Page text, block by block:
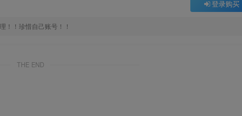
登录购买
！！珍惜自己账号！！
THE END